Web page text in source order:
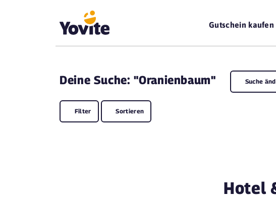
Gutschein kaufen
Deine Suche: "Oranienbaum" Suche
Filter Sortieren
Hotel